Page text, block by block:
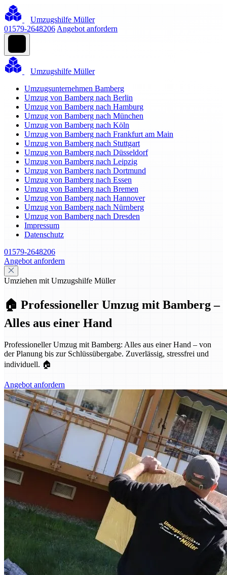
Umzugshilfe Müller
01579-2648206 Angebot anfordern
Umzugshilfe Müller
Umzugsunternehmen Bamberg
Umzug von Bamberg nach Berlin
Umzug von Bamberg nach Hamburg
Umzug von Bamberg nach München
Umzug von Bamberg nach Köln
Umzug von Bamberg nach Frankfurt am Main
Umzug von Bamberg nach Stuttgart
Umzug von Bamberg nach Düsseldorf
Umzug von Bamberg nach Leipzig
Umzug von Bamberg nach Dortmund
Umzug von Bamberg nach Essen
Umzug von Bamberg nach Bremen
Umzug von Bamberg nach Hannover
Umzug von Bamberg nach Nürnberg
Umzug von Bamberg nach Dresden
Impressum
Datenschutz
01579-2648206
Angebot anfordern
Umziehen mit Umzugshilfe Müller
🏠 Professioneller Umzug mit Bamberg –
Alles aus einer Hand
Professioneller Umzug mit Bamberg: Alles aus einer Hand – von
der Planung bis zur Schlüssübergabe. Zuverlässig, stressfrei und
individuell. 🏠
Angebot anfordern